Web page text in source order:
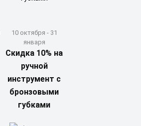
10 октября - 31
января
Скидка 10% на
ручной
инструмент с
бронзовыми
губками